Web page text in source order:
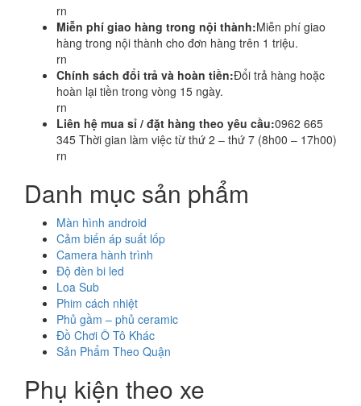
rn
Miễn phí giao hàng trong nội thành:Miễn phí giao
hàng trong nội thành cho đơn hàng trên 1 triệu.
rn
Chính sách đổi trả và hoàn tiền:Đổi trả hàng hoặc
hoàn lại tiền trong vòng 15 ngày.
rn
Liên hệ mua sỉ / đặt hàng theo yêu cầu:0962 665
345 Thời gian làm việc từ thứ 2 – thứ 7 (8h00 – 17h00)
rn
Danh mục sản phẩm
Màn hình android
Cảm biến áp suất lốp
Camera hành trình
Độ đèn bi led
Loa Sub
Phim cách nhiệt
Phủ gầm – phủ ceramic
Đồ Chơi Ô Tô Khác
Sản Phẩm Theo Quận
Phụ kiện theo xe